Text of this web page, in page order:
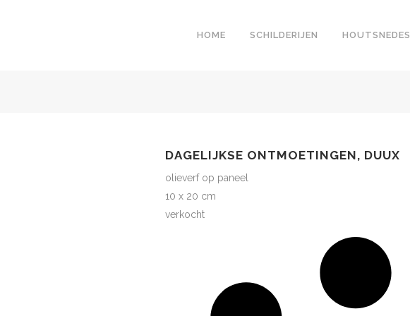
HOME SCHILDERIJEN HOUTSNEDES
DAGELIJKSE ONTMOETINGEN, DUUX
olieverf op paneel
10 x 20 cm
verkocht